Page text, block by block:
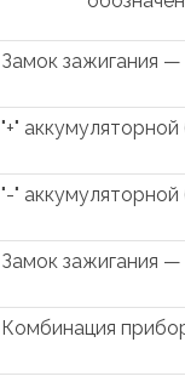
Замок зажигания
"+"
"-" аккумуляторной
Замок зажигания —
Комбинация